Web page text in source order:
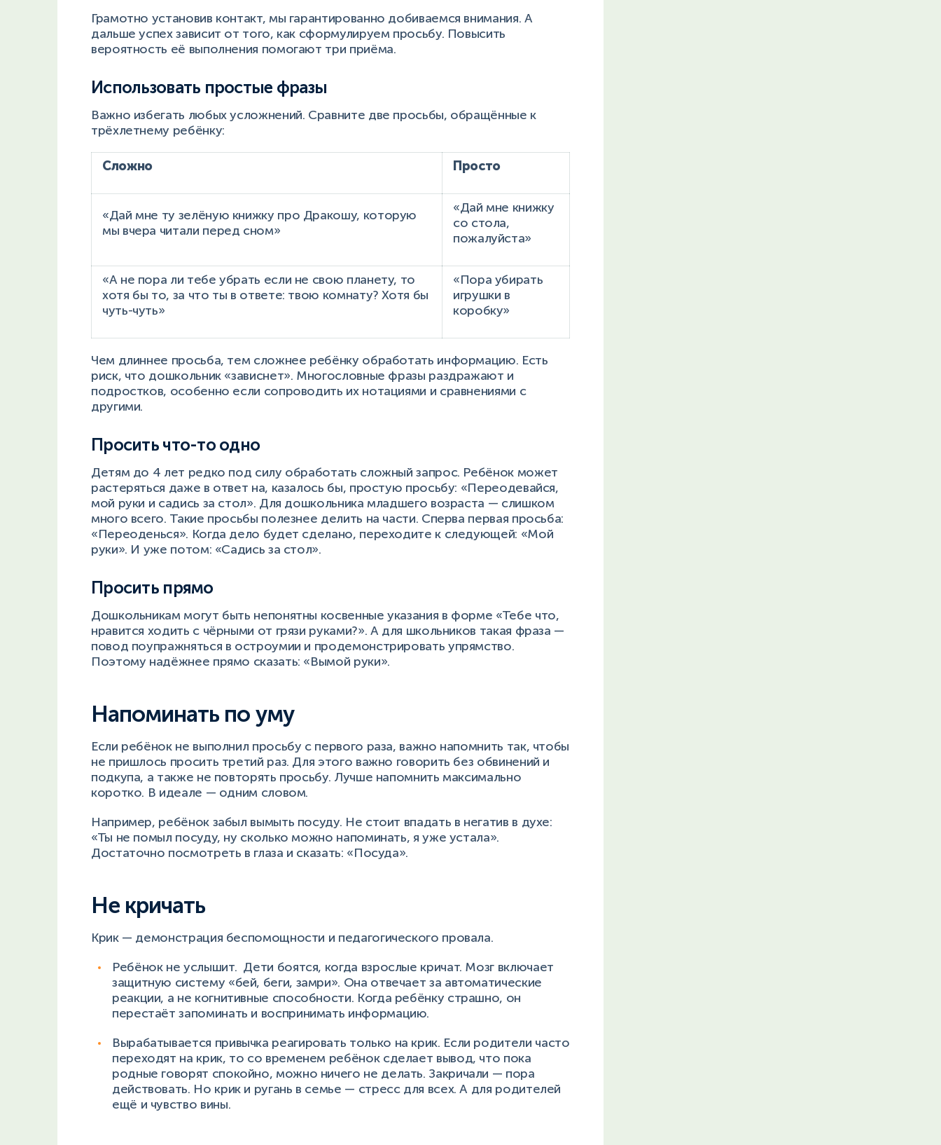
Грамотно установив контакт, мы гарантированно добиваемся внимания. А
дальше успех зависит от того, как сформулируем просьбу. Повысить
вероятность её выполнения помогают три приёма.
Использовать простые фразы
Важно избегать любых усложнений. Сравните две просьбы, обращённые к
трёхлетнему ребёнку:
Сложно Просто
«Дай мне ту зелёную книжку про Дракошу, которую
мы вчера читали перед сном»
«Дай мне книжку
со стола,
пожалуйста»
«А не пора ли тебе убрать если не свою планету, то
хотя бы то, за что ты в ответе: твою комнату? Хотя бы
чуть-чуть»
«Пора убирать
игрушки в
коробку»
Чем длиннее просьба, тем сложнее ребёнку обработать информацию. Есть
риск, что дошкольник «зависнет». Многословные фразы раздражают и
подростков, особенно если сопроводить их нотациями и сравнениями с
другими.
Просить что-то одно
Детям до 4 лет редко под силу обработать сложный запрос. Ребёнок может
растеряться даже в ответ на, казалось бы, простую просьбу: «Переодевайся,
мой руки и садись за стол». Для дошкольника младшего возраста — слишком
много всего. Такие просьбы полезнее делить на части. Сперва первая просьба:
«Переоденься». Когда дело будет сделано, переходите к следующей: «Мой
руки». И уже потом: «Садись за стол».
Просить прямо
Дошкольникам могут быть непонятны косвенные указания в форме «Тебе что,
нравится ходить с чёрными от грязи руками?». А для школьников такая фраза —
повод поупражняться в остроумии и продемонстрировать упрямство.
Поэтому надёжнее прямо сказать: «Вымой руки».
Напоминать по уму
Если ребёнок не выполнил просьбу с первого раза, важно напомнить так, чтобы
не пришлось просить третий раз. Для этого важно говорить без обвинений и
подкупа, а также не повторять просьбу. Лучше напомнить максимально
коротко. В идеале — одним словом.
Например, ребёнок забыл вымыть посуду. Не стоит впадать в негатив в духе:
«Ты не помыл посуду, ну сколько можно напоминать, я уже устала».
Достаточно посмотреть в глаза и сказать: «Посуда».
Не кричать
Крик — демонстрация беспомощности и педагогического провала.
Ребёнок не услышит. Дети боятся, когда взрослые кричат. Мозг включает
защитную систему «бей, беги, замри». Она отвечает за автоматические
реакции, а не когнитивные способности. Когда ребёнку страшно, он
перестаёт запоминать и воспринимать информацию.
Вырабатывается привычка реагировать только на крик. Если родители часто
переходят на крик, то со временем ребёнок сделает вывод, что пока
родные говорят спокойно, можно ничего не делать. Закричали — пора
действовать. Но крик и ругань в семье — стресс для всех. А для родителей
ещё и чувство вины.